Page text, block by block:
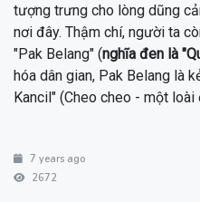
tượng trưng cho lòng dũng
nơi đây. Thậm chí, người ta
"Pak Belang" (nghĩa đen là
hóa dân gian, Pak Belang là
Kancil" (Cheo cheo - một
7 years ago
2672